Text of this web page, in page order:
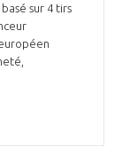
sur 4 tirs
GIFAS.